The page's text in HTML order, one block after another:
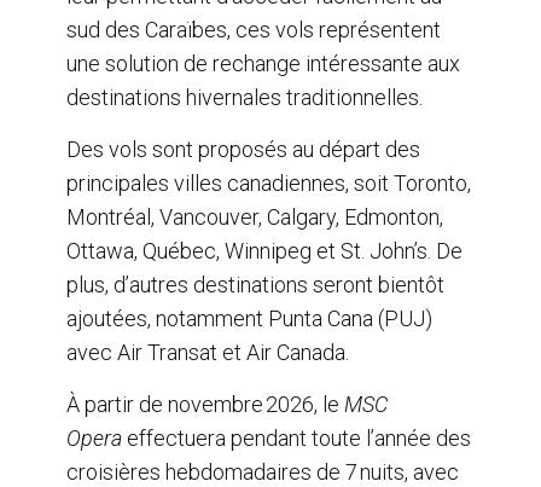
sud des Caraïbes, ces vols représentent
une solution de rechange intéressante aux
destinations hivernales traditionnelles.
Des vols sont proposés au départ des
principales villes canadiennes, soit Toronto,
Montréal, Vancouver, Calgary, Edmonton,
Ottawa, Québec, Winnipeg et St. John’s. De
plus, d’autres destinations seront bientôt
ajoutées, notamment Punta Cana (PUJ)
avec Air Transat et Air Canada.
À partir de novembre 2026, le MSC
Opera effectuera pendant toute l’année des
croisières hebdomadaires de 7 nuits, avec